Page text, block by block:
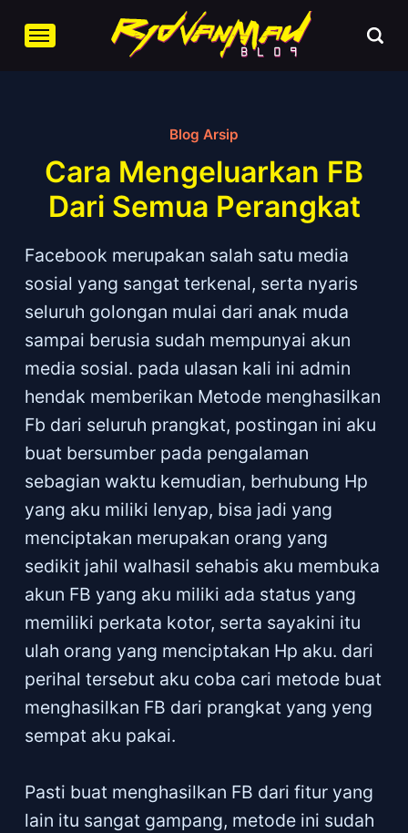
Blog Arsip
Cara Mengeluarkan FB
Dari Semua Perangkat
Facebook merupakan salah satu media
sosial yang sangat terkenal, serta nyaris
seluruh golongan mulai dari anak muda
sampai berusia sudah mempunyai akun
media sosial. pada ulasan kali ini admin
hendak memberikan Metode menghasilkan
Fb dari seluruh prangkat, postingan ini aku
buat bersumber pada pengalaman
sebagian waktu kemudian, berhubung Hp
yang aku miliki lenyap, bisa jadi yang
menciptakan merupakan orang yang
sedikit jahil walhasil sehabis aku membuka
akun FB yang aku miliki ada status yang
memiliki perkata kotor, serta sayakini itu
ulah orang yang menciptakan Hp aku. dari
perihal tersebut aku coba cari metode buat
menghasilkan FB dari prangkat yang yeng
sempat aku pakai.
Pasti buat menghasilkan FB dari fitur yang
lain itu sangat gampang, metode ini sudah